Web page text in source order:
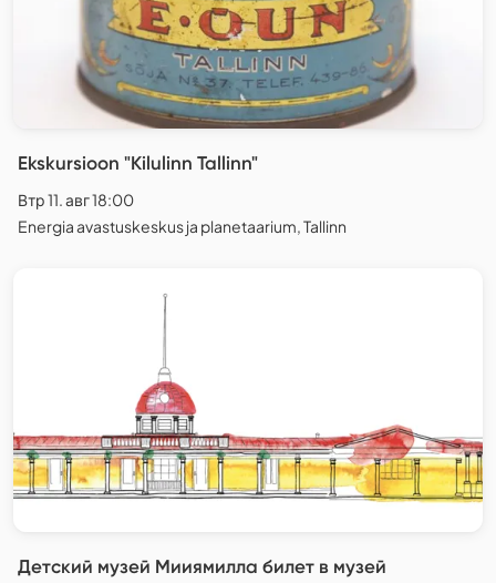
Ekskursioon "Kilulinn Tallinn"
Втр 11. авг 18:00
Energia avastuskeskus ja planetaarium, Tallinn
Детский музей Мииямилла билет в музей